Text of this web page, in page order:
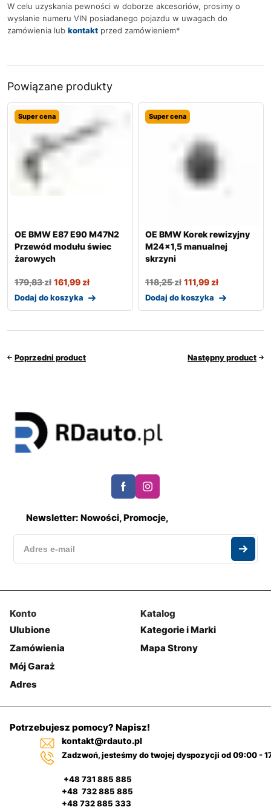
W celu uzyskania pewności w doborze akcesoriów, prosimy o
wysłanie numeru VIN posiadanego pojazdu w uwagach do
zamówienia lub kontakt przed zamówieniem*
Powiązane produkty
Super cena
OE BMW E87 E90 M47N2
Przewód modułu świec
żarowych
179,83zł 161,99zł
Dodaj do koszyka
Super cena
OE BMW Korek rewizyjny
M24x1,5 manualnej
skrzyni
118,25zł 111,99zł
Dodaj do koszyka
Poprzedni product Następny product
Newsletter: Nowości, Promocje,
Konto
Ulubione
Zamówienia
Mój Garaż
Adres
Katalog
Kategorie i Marki
Mapa Strony
Potrzebujesz pomocy? Napisz!
kontakt@rdauto.pl
Zadzwoń, jesteśmy do twojej dyspozycji od 09:00 -
+48 731 885 885
+48 732 885 885
+48 732 885 333